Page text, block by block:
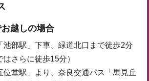
越しの場合
池部駅」下車、緑道北口まで徒歩2分
はさらに徒歩15分）
位堂駅」より、奈良交通バス「馬見丘